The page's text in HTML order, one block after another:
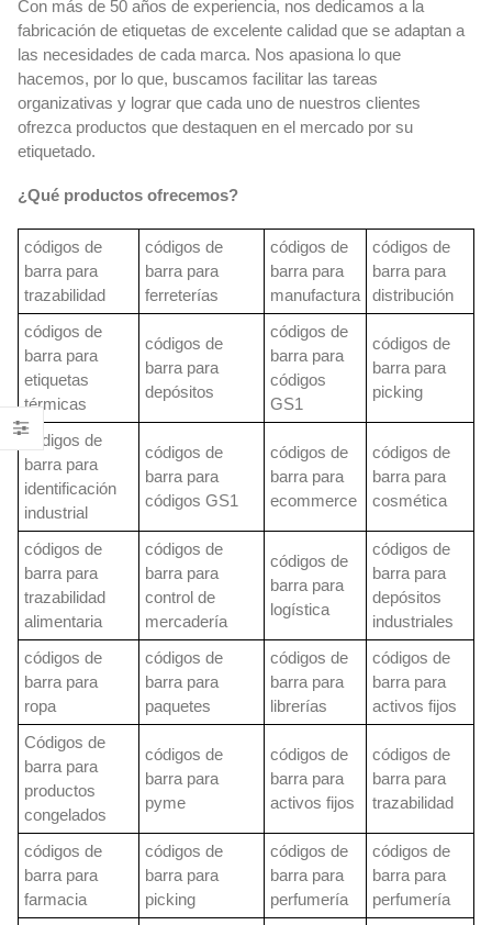
Con más de 50 años de experiencia, nos dedicamos a la
fabricación de etiquetas de excelente calidad que se adaptan a
las necesidades de cada marca. Nos apasiona lo que
hacemos, por lo que, buscamos facilitar las tareas
organizativas y lograr que cada uno de nuestros clientes
ofrezca productos que destaquen en el mercado por su
etiquetado.
¿Qué productos ofrecemos?
códigos de
barra para
trazabilidad
códigos de
barra para
ferreterías
códigos de
barra para
manufactura
códigos de
barra para
distribución
códigos de
barra para
etiquetas
térmicas
códigos de
barra para
depósitos
códigos de
barra para
códigos
GS1
códigos de
barra para
picking
códigos de
barra para
identificación
industrial
códigos de
barra para
códigos GS1
códigos de
barra para
ecommerce
códigos de
barra para
cosmética
códigos de
barra para
trazabilidad
alimentaria
códigos de
barra para
control de
mercadería
códigos de
barra para
logística
códigos de
barra para
depósitos
industriales
códigos de
barra para
ropa
códigos de
barra para
paquetes
códigos de
barra para
librerías
códigos de
barra para
activos fijos
Códigos de
barra para
productos
congelados
códigos de
barra para
pyme
códigos de
barra para
activos fijos
códigos de
barra para
trazabilidad
códigos de
barra para
farmacia
códigos de
barra para
picking
códigos de
barra para
perfumería
códigos de
barra para
perfumería